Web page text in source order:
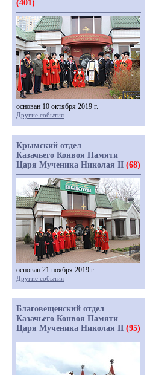
(401)
основан 10 октября 2019 г.
Другие события
Крымский отдел
Казачьего Конвоя Памяти
Царя Мученика Николая II (68)
основан 21 ноября 2019 г.
Другие события
Благовещенский отдел
Казачьего Конвоя Памяти
Царя Мученика Николая II (95)